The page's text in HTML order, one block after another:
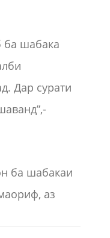
ба шабака
Дар сурати
ба шабакаи
аз